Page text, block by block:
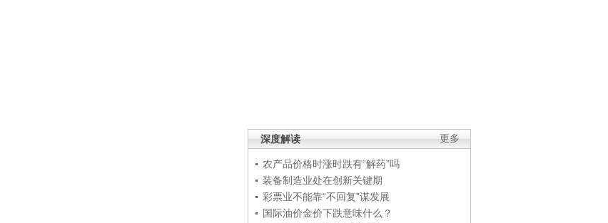
更多
深度解读
农产品价格时涨时跌有“解药”吗
装备制造业处在创新关键期
彩票业不能靠“不回复”谋发展
国际油价金价下跌意味什么？